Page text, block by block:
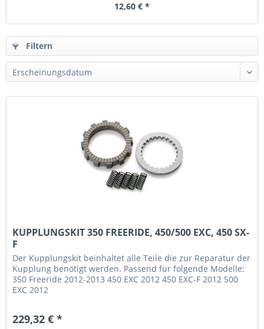
12,60 € *
Filtern
KUPPLUNGSKIT 350 FREERIDE, 450/500 EXC, 450 SX-
F
Der Kupplungskit beinhaltet alle Teile die zur Reparatur der
Kupplung benötigt werden. Passend für folgende Modelle:
350 Freeride 2012-2013 450 EXC 2012 450 EXC-F 2012 500
EXC 2012
229,32 € *